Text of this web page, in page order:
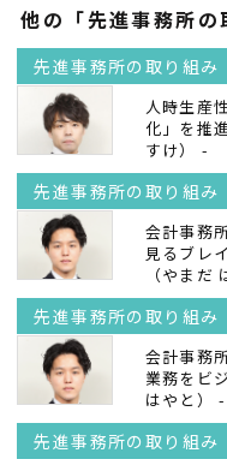
他の「先進事務所の
先進事務所の取り組み
人時生産
化」を推
すけ）
-
先進事務所の取り組み
会計事務
見るブレ
（やまだ
先進事務所の取り組み
会計事務
業務をビ
はやと）
-
先進事務所の取り組み